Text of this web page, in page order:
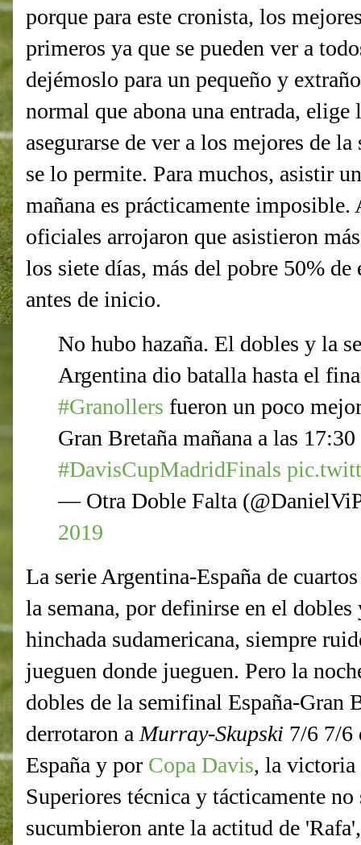
porque para este cronista, los
primeros ya que se pueden ver a
dejémoslo para un pequeño y
normal que abona una entrada, elige
asegurarse de ver a los mejores de
se lo permite. Para muchos, asistir
mañana es prácticamente imposible.
oficiales arrojaron que asistieron
los siete días, más del pobre 50% de
antes de inicio.
No hubo hazaña. El dobles y la
Argentina dio batalla hasta el
#Granollers fueron un poco
Gran Bretaña mañana a las
#DavisCupMadridFinals
— Otra Doble Falta
2019
La serie Argentina-España de
la semana, por definirse en el
hinchada sudamericana, siempre
jueguen donde jueguen. Pero la
dobles de la semifinal España-Gran
derrotaron a Murray-Skupski 7/6 7/6
España y por Copa Davis, la victoria
Superiores técnica y tácticamente
sucumbieron ante la actitud de